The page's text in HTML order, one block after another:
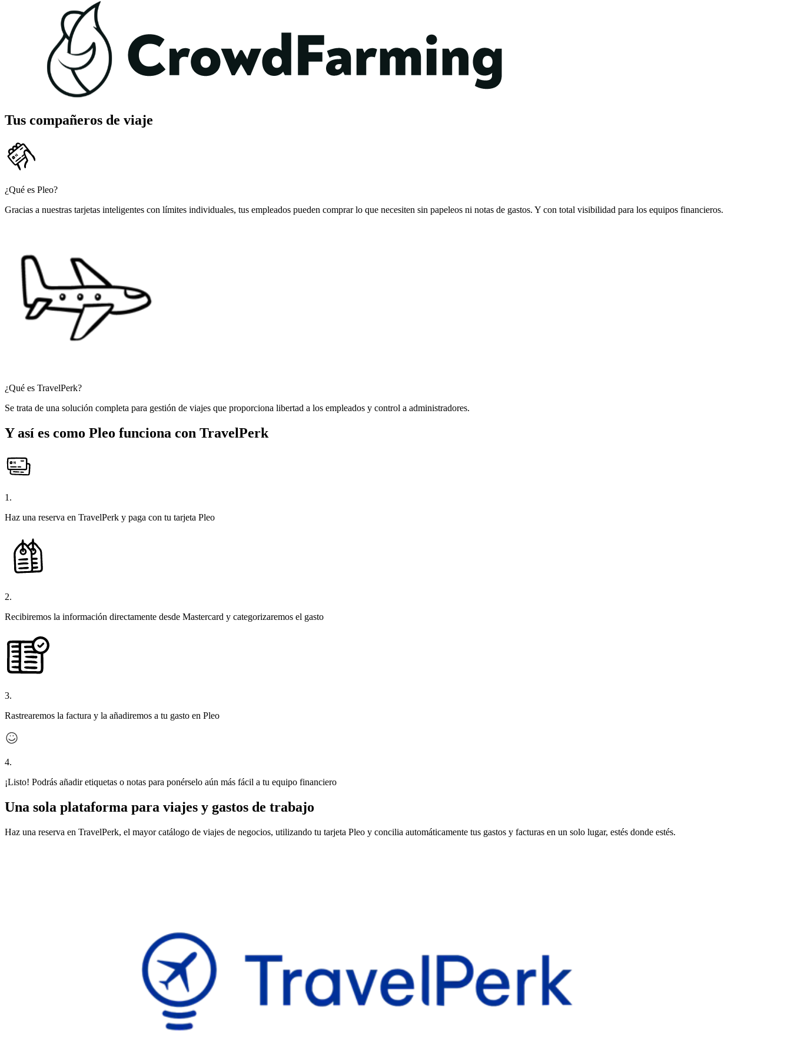
Tus compañeros de viaje
¿Qué es Pleo?
Gracias a nuestras tarjetas inteligentes con límites individuales, tus empleados pueden comprar lo que necesiten sin papeleos ni notas de gastos. Y con total visibilidad para los equipos financieros.
¿Qué es TravelPerk?
Se trata de una solución completa para gestión de viajes que proporciona libertad a los empleados y control a administradores.
Y así es como Pleo funciona con TravelPerk
1.
Haz una reserva en TravelPerk y paga con tu tarjeta Pleo
2.
Recibiremos la información directamente desde Mastercard y categorizaremos el gasto
3.
Rastrearemos la factura y la añadiremos a tu gasto en Pleo
4.
¡Listo! Podrás añadir etiquetas o notas para ponérselo aún más fácil a tu equipo financiero
Una sola plataforma para viajes y gastos de trabajo
Haz una reserva en TravelPerk, el mayor catálogo de viajes de negocios, utilizando tu tarjeta Pleo y concilia automáticamente tus gastos y facturas en un solo lugar, estés donde estés.